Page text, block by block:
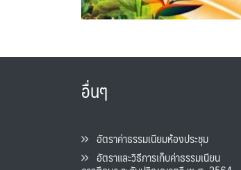
อื่นๆ
อัตราค่าธรรมเนียมห้องประชุม
อัตราและวิธีการเก็บค่าธรรมเนียน